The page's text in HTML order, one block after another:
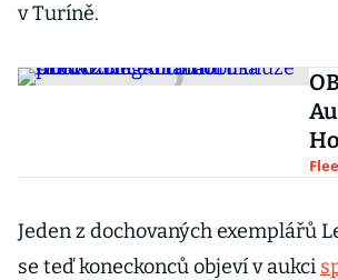
v Turíně.
Jeden z dochovaných exemplářů
se teď koneckonců objeví v aukci